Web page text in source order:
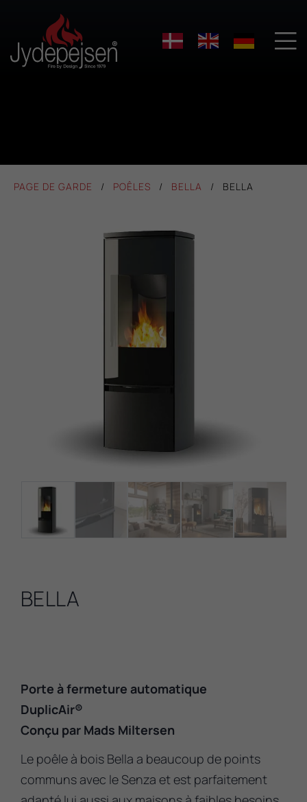

PAGE DE GARDE POÊLES BELLA BELLA
BELLA
Porte à fermeture automatique
DuplicAir®
Conçu par Mads Miltersen
Le poêle à bois Bella a beaucoup de points
communs avec le Senza et est parfaitement